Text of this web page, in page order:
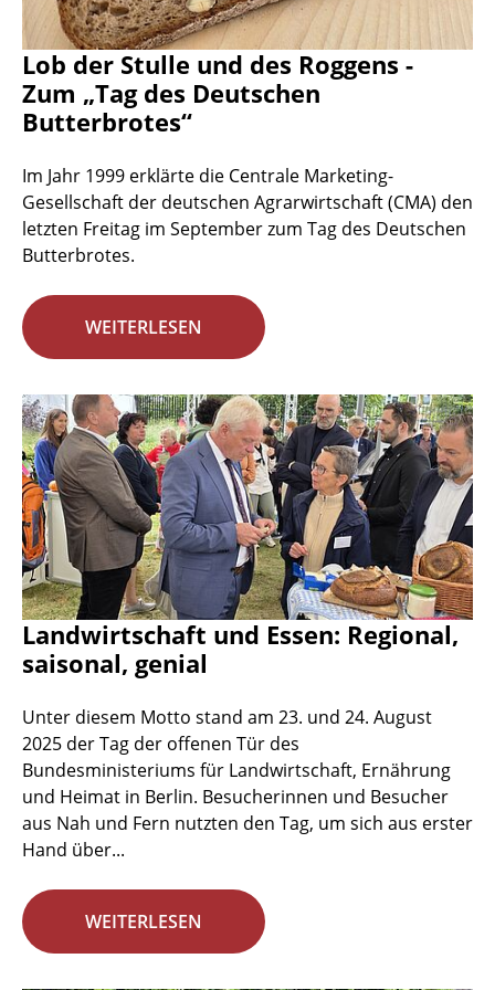
Lob der Stulle und des Roggens -
Zum „Tag des Deutschen
Butterbrotes“
Im Jahr 1999 erklärte die Centrale Marketing-
Gesellschaft der deutschen Agrarwirtschaft (CMA) den
letzten Freitag im September zum Tag des Deutschen
Butterbrotes.
WEITERLESEN
Landwirtschaft und Essen: Regional,
saisonal, genial
Unter diesem Motto stand am 23. und 24. August
2025 der Tag der offenen Tür des
Bundesministeriums für Landwirtschaft, Ernährung
und Heimat in Berlin. Besucherinnen und Besucher
aus Nah und Fern nutzten den Tag, um sich aus erster
Hand über...
WEITERLESEN